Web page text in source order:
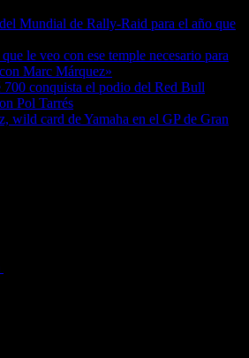
Mundial de Rally-Raid para el año que
le veo con ese temple necesario para
Marc Márquez»
700 conquista el podio del Red Bull
Pol Tarrés
wild card de Yamaha en el GP de Gran